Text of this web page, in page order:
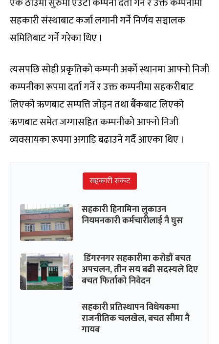
सहकारी संस्थाबाट कर्जा लगानी गर्ने निर्णय सञ्चालक
समितिबाट गर्ने गरेका थिए ।
त्यसपछि सोही प्रकृतिको कम्पनी अर्को स्थानमा आफ्नो निजी
कम्पनीका रूपमा दर्ता गर्ने र उक्त कम्पनीमा सहकरीबाट
लिएको ऋणबाट सम्पत्ति जोड्न तथा बैंकबाट लिएको
ऋणबाट समेत जग्गासहित कम्पनीको आफ्नो निजी
व्यवसायका रूपमा अगाडि बढाउने गर्दै आएका थिए ।
सहकारी संकट
सहकारी हिनामिना लुकाउन
नियमनकारी कर्मचारीलाई नै घुस
डिंगरनगर सहकारीमा करोडौं बचत
अपचलन, तीन सय बढी सदस्यले दिए
बचत फिर्ताको निवेदन
सहकारी प्रतिस्थापन विधेयकमा
राजनीतिक चलखेल, बचत सीमा नै
गायब